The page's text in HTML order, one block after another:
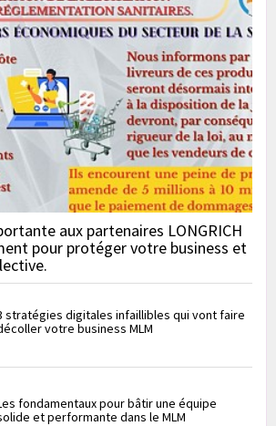
aux partenaires LONGRICH
pour protéger votre business et
stratégies digitales infaillibles qui vont faire
votre business MLM
fondamentaux pour bâtir une équipe
et performante dans le MLM